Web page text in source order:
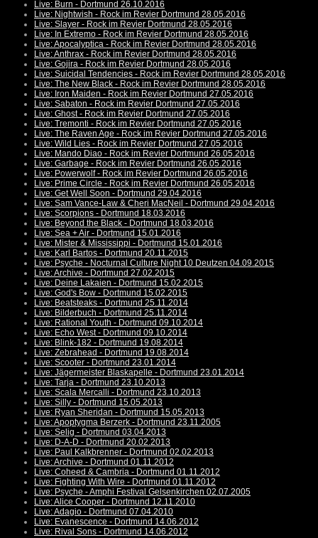
Live: Burn - Dortmund 26.10.2016
Live: Nightwish - Rock im Revier Dortmund 28.05.2016
Live: Slayer - Rock im Revier Dortmund 28.05.2016
Live: In Extremo - Rock im Revier Dortmund 28.05.2016
Live: Apocalyptica - Rock im Revier Dortmund 28.05.2016
Live: Anthrax - Rock im Revier Dortmund 28.05.2016
Live: Gojira - Rock im Revier Dortmund 28.05.2016
Live: Suicidal Tendencies - Rock im Revier Dortmund 28.05.2016
Live: The New Black - Rock im Revier Dortmund 28.05.2016
Live: Iron Maiden - Rock im Revier Dortmund 27.05.2016
Live: Sabaton - Rock im Revier Dortmund 27.05.2016
Live: Ghost - Rock im Revier Dortmund 27.05.2016
Live: Tremonti - Rock im Revier Dortmund 27.05.2016
Live: The Raven Age - Rock im Revier Dortmund 27.05.2016
Live: Wild Lies - Rock im Revier Dortmund 27.05.2016
Live: Mando Diao - Rock im Revier Dortmund 26.05.2016
Live: Garbage - Rock im Revier Dortmund 26.05.2016
Live: Powerwolf - Rock im Revier Dortmund 26.05.2016
Live: Prime Circle - Rock im Revier Dortmund 26.05.2016
Live: Get Well Soon - Dortmund 29.04.2016
Live: Sam Vance-Law & Cheri MacNeil - Dortmund 29.04.2016
Live: Scorpions - Dortmund 18.03.2016
Live: Beyond the Black - Dortmund 18.03.2016
Live: Sea + Air - Dortmund 15.01.2016
Live: Mister & Mississippi - Dortmund 15.01.2016
Live: Karl Bartos - Dortmund 20.11.2015
Live: Psyche - Nocturnal Culture Night 10 Deutzen 04.09.2015
Live: Archive - Dortmund 27.02.2015
Live: Deine Lakaien - Dortmund 15.02.2015
Live: God's Bow - Dortmund 15.02.2015
Live: Beatsteaks - Dortmund 25.11.2014
Live: Bilderbuch - Dortmund 25.11.2014
Live: Rational Youth - Dortmund 09.10.2014
Live: Echo West - Dortmund 09.10.2014
Live: Blink-182 - Dortmund 19.08.2014
Live: Zebrahead - Dortmund 19.08.2014
Live: Scooter - Dortmund 23.01.2014
Live: Jägermeister Blaskapelle - Dortmund 23.01.2014
Live: Tarja - Dortmund 23.10.2013
Live: Scala Mercalli - Dortmund 23.10.2013
Live: Silly - Dortmund 15.05.2013
Live: Ryan Sheridan - Dortmund 15.05.2013
Live: Apoptygma Berzerk - Dortmund 23.11.2005
Live: Selig - Dortmund 03.04.2013
Live: D-A-D - Dortmund 20.02.2013
Live: Paul Kalkbrenner - Dortmund 02.02.2013
Live: Archive - Dortmund 01.11.2012
Live: Coheed & Cambria - Dortmund 01.11.2012
Live: Fighting With Wire - Dortmund 01.11.2012
Live: Psyche - Amphi Festival Gelsenkirchen 02.07.2005
Live: Alice Cooper - Dortmund 12.11.2010
Live: Adagio - Dortmund 07.04.2010
Live: Evanescence - Dortmund 14.06.2012
Live: Rival Sons - Dortmund 14.06.2012